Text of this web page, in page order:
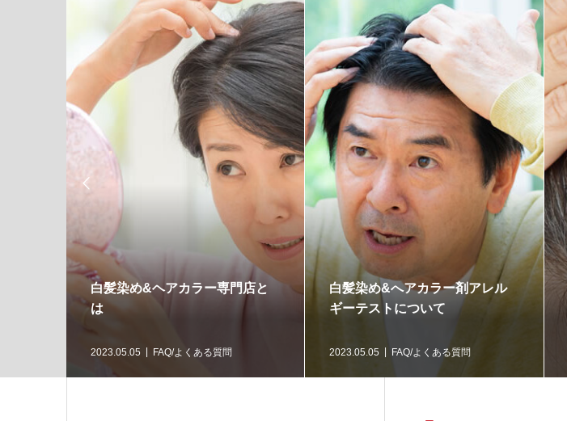

白髪染め&ヘアカラー専門店と
は
2023.05.05 FAQ/よくある質問
白髪染め&へアカラー剤アレル
ギーテストについて
2023.05.05 FAQ/よくある質問